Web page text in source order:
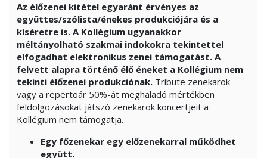
Az élőzenei kitétel egyaránt érvényes az
együttes/szólista/énekes produkciójára és a
kíséretre is. A Kollégium ugyanakkor
méltányolható szakmai indokokra tekintettel
elfogadhat elektronikus zenei támogatást. A
felvett alapra történő élő éneket a Kollégium nem
tekinti élőzenei produkciónak. Tribute zenekarok
vagy a repertoár 50%-át meghaladó mértékben
feldolgozásokat játszó zenekarok koncertjeit a
Kollégium nem támogatja.
Egy főzenekar egy előzenekarral működhet
együtt.